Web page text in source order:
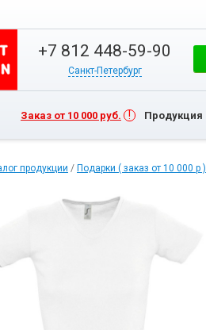
+7 812 448-59-90
Санкт-Петербург
Заказ от 10 000 руб. Продукция
продукции / Подарки ( заказ от 10 000 р )